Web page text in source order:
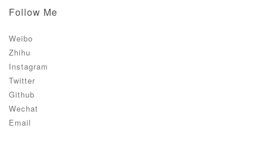
Follow Me
Weibo
Zhihu
Instagram
Twitter
Github
Wechat
Email